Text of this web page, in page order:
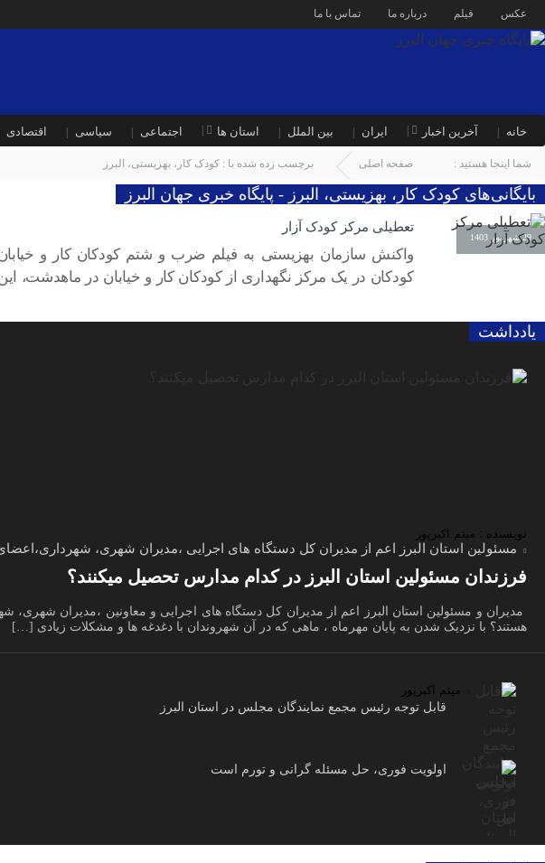
عکس فیلم درباره ما تماس با ما
خانه آخرین اخبار ایران بین الملل استان ها اجتماعی سیاسی اقتصادی
شما اینجا هستید : صفحه اصلی برچسب زده شده با : کودک کار، بهزیستی، البرز
بایگانی‌های کودک کار، بهزیستی، البرز - پایگاه خبری جهان البرز
29 شهریور 1403
تعطیلی مرکز کودک آزار
واکنش سازمان بهزیستی به فیلم ضرب و شتم کودکان کار و
کودکان در یک مرکز نگهداری از کودکان کار و خیابان در
یادداشت
نویسنده : میثم اکبرپور
مسئولین استان البرز اعم از مدیران کل دستگاه های اجرایی ،مدیران شهری،
فرزندان مسئولین استان البرز در کدام مدارس تحصیل میکنند؟
مدیران و مسئولین استان البرز اعم از مدیران کل دستگاه های اجرایی و معاونین ،مدیران
هستند؟ با نزدیک شدن به پایان مهرماه ، ماهی که در آن شهروندان با دغدغه ها و مشکلات زیادی […]
میثم اکبرپور
قابل توجه رئیس مجمع نمایندگان مجلس در استان البرز
اولویت فوری، حل مسئله گرانی و تورم است